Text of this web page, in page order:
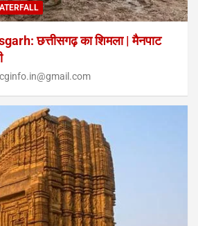
छत्तीसगढ़ का शिमला | मैनपाट
cginfo.in@gmail.com